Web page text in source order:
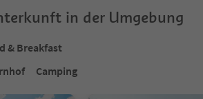
in der Umgebung
& Breakfast
Camping